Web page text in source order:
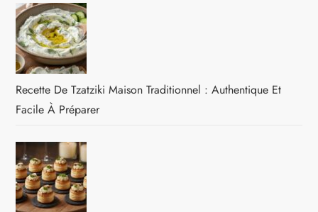
Recette De Tzatziki Maison Traditionnel : Authentique Et
Facile À Préparer